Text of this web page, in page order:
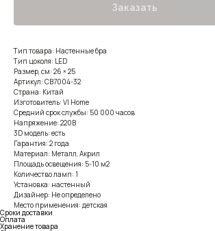
Заказать
Тип товара: Настенные бра
Тип цоколя: LED
Размер, см: 26 × 25
Артикул: CB7004-32
Страна: Китай
Изготовитель: VI Home
Средний срок службы: 50 000 часов
Напряжение: 220В
3D модель: есть
Гарантия: 2 года
Материал: Металл, Акрил
Площадь освещения: 5-10 м2
Количество ламп: 1
Установка: настенный
Дизайнер: Не определено
Место применения: детская
Сроки доставки
Оплата
Хранение товара